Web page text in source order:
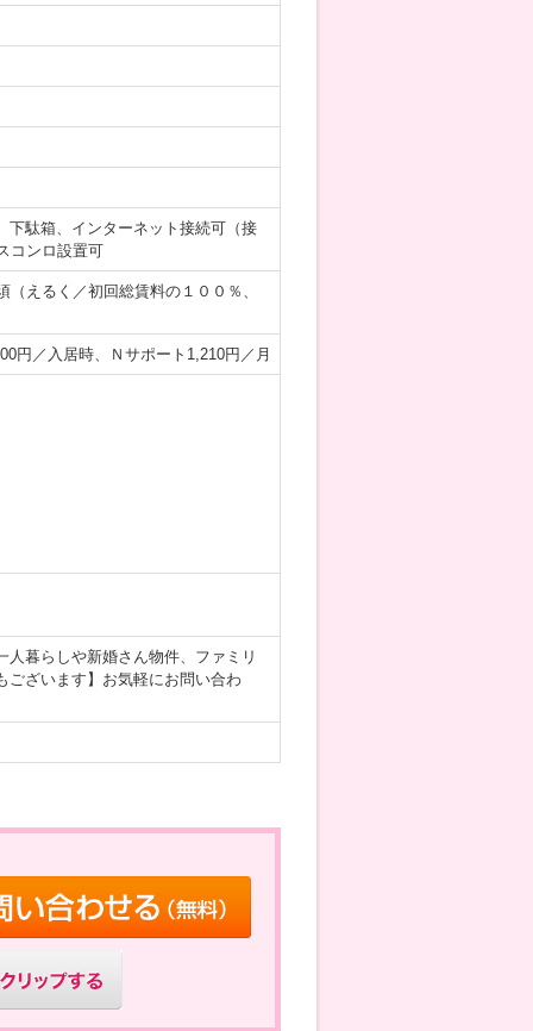
下駄箱、インターネット接続可（接
コンロ設置可
えるく／初回総賃料の１００％、
円／入居時、Ｎサポート1,210円／月
暮らしや新婚さん物件、ファミリ
ございます】お気軽にお問い合わ